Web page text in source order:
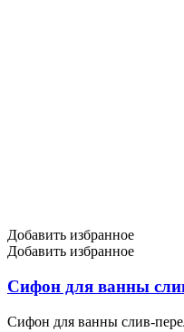
Добавить избранное
Добавить избранное
Сифон для ванны
Сифон для ванны слив-